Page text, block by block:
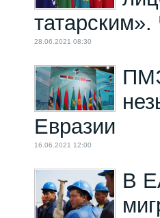
татарским».
28.06.2021 08:30
Евразии
16.06.2021 12:00
В